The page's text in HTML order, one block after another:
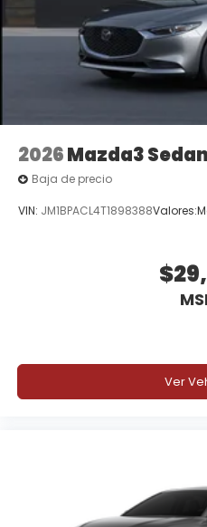
2026Mazda3 Sedan
Baja de precio
VIN: JM1BPACL4T1898388Valores:
Ver